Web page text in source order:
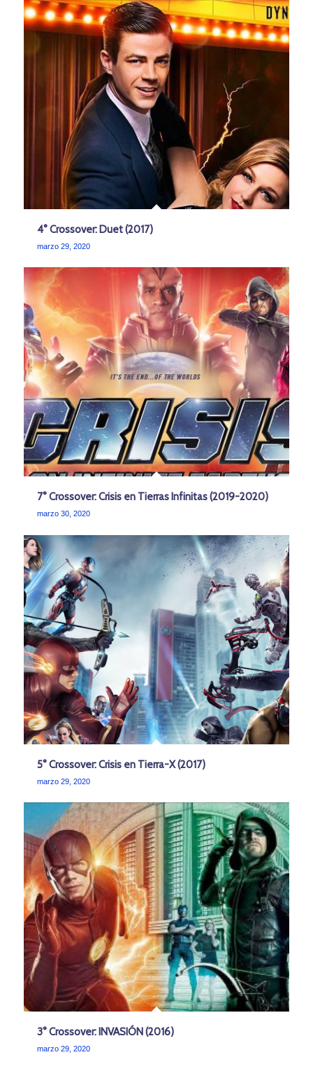
4° Crossover: Duet (2017)
marzo 29, 2020
7° Crossover: Crisis en Tierras Infinitas (2019-2020)
marzo 30, 2020
5° Crossover: Crisis en Tierra-X (2017)
marzo 29, 2020
3° Crossover: INVASIÓN (2016)
marzo 29, 2020